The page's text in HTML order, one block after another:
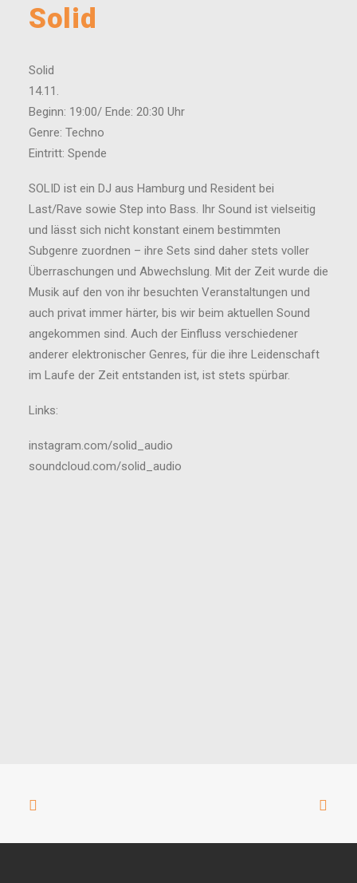
Solid
Solid
14.11.
Beginn: 19:00/ Ende: 20:30 Uhr
Genre: Techno
Eintritt: Spende
SOLID ist ein DJ aus Hamburg und Resident bei
Last/Rave sowie Step into Bass. Ihr Sound ist vielseitig
und lässt sich nicht konstant einem bestimmten
Subgenre zuordnen – ihre Sets sind daher stets voller
Überraschungen und Abwechslung. Mit der Zeit wurde die
Musik auf den von ihr besuchten Veranstaltungen und
auch privat immer härter, bis wir beim aktuellen Sound
angekommen sind. Auch der Einfluss verschiedener
anderer elektronischer Genres, für die ihre Leidenschaft
im Laufe der Zeit entstanden ist, ist stets spürbar.
Links:
instagram.com/solid_audio
soundcloud.com/solid_audio